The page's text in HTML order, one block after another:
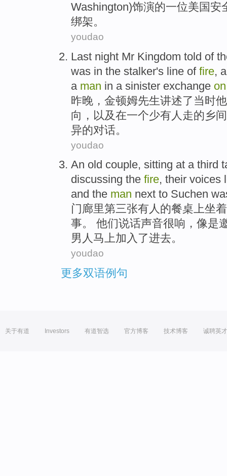
Washington)饰演的一位美国安
绑架。
youdao
Last night Mr Kingdom told of
was in the stalker's line of fire,
a man in a sinister exchange on
昨晚 ， 金顿姆先生讲述了 当时他
向 ， 以及在一个少有人走的乡
异的对话。
youdao
An old couple, sitting at a third
discussing the fire, their voices
and the man next to Suchen
门廊里第三张有人的餐桌上坐着
事。 他们说话声音很响 ，像是
男人马上加入了进去。
youdao
更多双语例句
关于有道 Investors 有道智选 官方博客 技术博客 诚聘英才